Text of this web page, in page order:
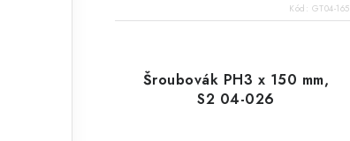
Kód: GT04-165
Šroubovák PH3 x 150 mm,
S2 04-026